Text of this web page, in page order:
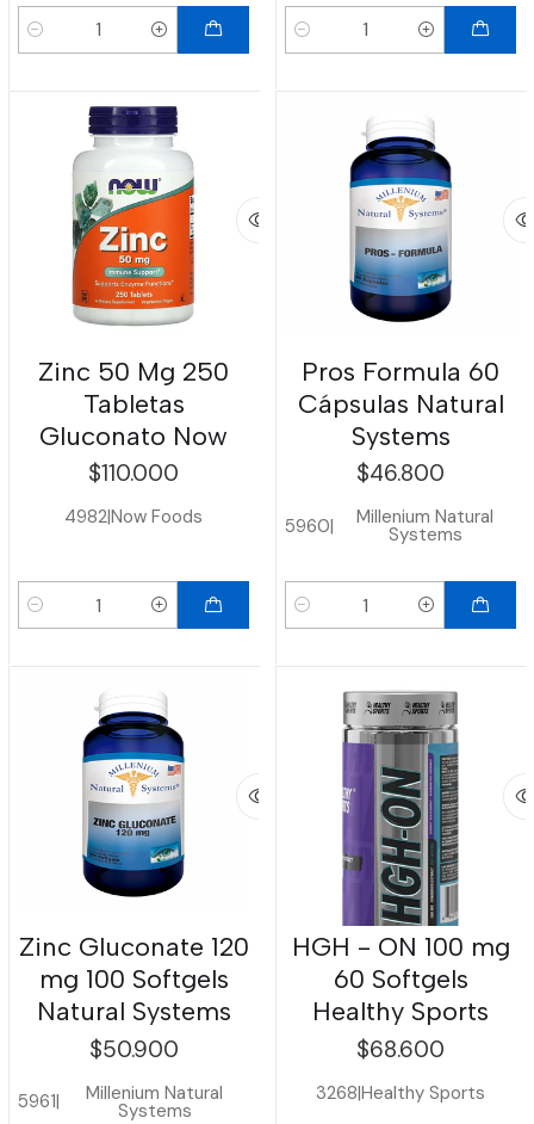
Cantidad Cantidad
Zinc 50 Mg 250
Tabletas
Gluconato Now
$110.000
4982|Now Foods
Cantidad
Pros Formula 60
Cápsulas Natural
Systems
$46.800
5960| Millenium Natural
Systems
Cantidad
Zinc Gluconate 120
mg 100 Softgels
Natural Systems
$50.900
5961| Millenium Natural
Systems
HGH - ON 100 mg
60 Softgels
Healthy Sports
$68.600
3268|Healthy Sports